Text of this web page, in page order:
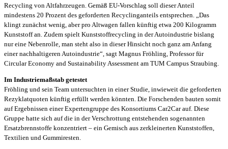
Recycling von Altfahrzeugen. Gemäß EU-Vorschlag soll dieser Anteil
mindestens 20 Prozent des geforderten Recyclinganteils entsprechen. „Das
klingt zunächst wenig, aber pro Altwagen fallen künftig etwa 200 Kilogramm
Kunststoff an. Zudem spielt Kunststoffrecycling in der Autoindustrie bislang
nur eine Nebenrolle, man steht also in dieser Hinsicht noch ganz am Anfang
einer nachhaltigeren Autoindustrie“, sagt Magnus Fröhling, Professor für
Circular Economy and Sustainability Assessment am TUM Campus Straubing.
Im Industriemaßstab getestet
Fröhling und sein Team untersuchten in einer Studie, inwieweit die geforderten
Rezyklatquoten künftig erfüllt werden könnten. Die Forschenden bauten somit
auf Ergebnissen einer Expertengruppe des Konsortiums Car2Car auf. Diese
Gruppe hatte sich auf die in der Verschrottung entstehenden sogenannten
Ersatzbrennstoffe konzentriert – ein Gemisch aus zerkleinerten Kunststoffen,
Textilien und Gummiresten.